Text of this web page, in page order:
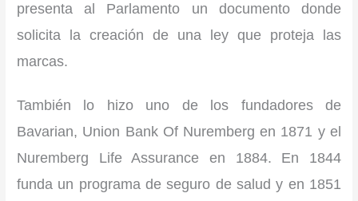
presenta al Parlamento un documento donde
solicita la creación de una ley que proteja las
marcas.
También lo hizo uno de los fundadores de
Bavarian, Union Bank Of Nuremberg en 1871 y el
Nuremberg Life Assurance en 1884. En 1844
funda un programa de seguro de salud y en 1851